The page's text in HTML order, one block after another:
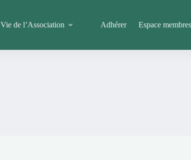
Vie de l’Association Adhérer Espace membres